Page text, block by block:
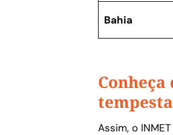
Bahia
Assim, o